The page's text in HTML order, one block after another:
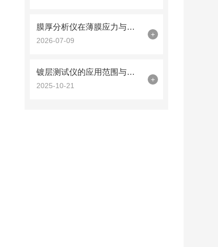
膜厚分析仪在薄膜应力与厚度同步测量中的曲率半径法应用
2026-07-09
+
镀层测试仪的应用范围与技术优势概述
2025-10-21
+